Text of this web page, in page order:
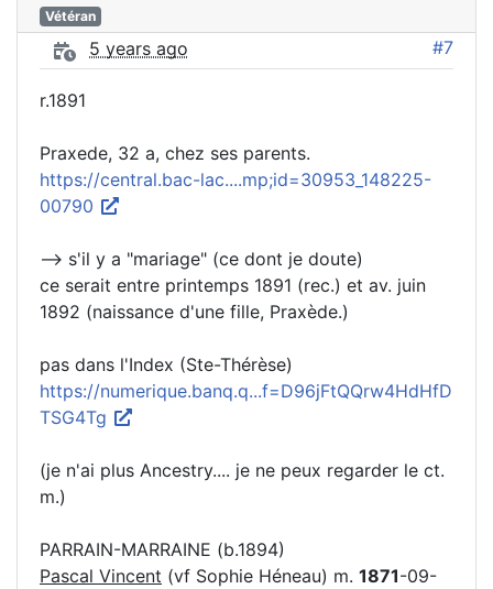
Vétéran
5 years ago #7
r.1891
Praxede, 32 a, chez ses parents.
https://central.bac-lac....mp;id=30953_148225-
00790
--> s'il y a "mariage" (ce dont je doute)
ce serait entre printemps 1891 (rec.) et av. juin
1892 (naissance d'une fille, Praxède.)
pas dans l'Index (Ste-Thérèse)
https://numerique.banq.q...f=D96jFtQQrw4HdHfD
TSG4Tg
(je n'ai plus Ancestry.... je ne peux regarder le ct.
m.)
PARRAIN-MARRAINE (b.1894)
Pascal Vincent (vf Sophie Héneau) m. 1871-09-